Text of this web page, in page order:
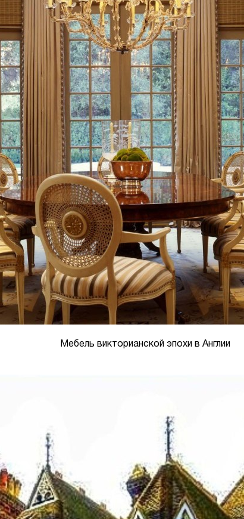
Мебель викторианской эпохи в Англии